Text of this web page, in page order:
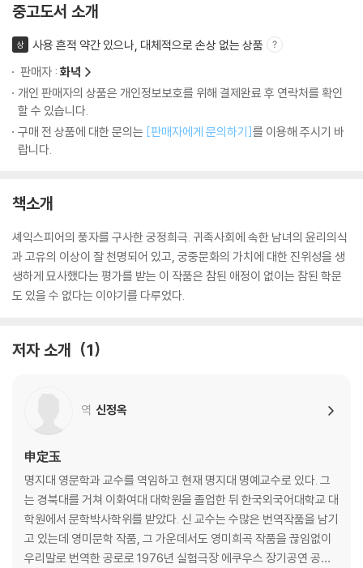
중고도서 소개
상
사용 흔적 약간 있으나, 대체적으로 손상 없는 상품
판매자 : 화녁
개인 판매자의 상품은 개인정보보호를 위해 결제완료 후 연락처를 확인
할 수 있습니다.
구매 전 상품에 대한 문의는 [판매자에게 문의하기]를 이용해 주시기 바
랍니다.
책소개
셰익스피어의 풍자를 구사한 궁정희극. 귀족사회에 속한 남녀의 윤리의식
과 고유의 이상이 잘 천명되어 있고, 궁중문화의 가치에 대한 진위성을 생
생하게 묘사했다는 평가를 받는 이 작품은 참된 애정이 없이는 참된 학문
도 있을 수 없다는 이야기를 다루었다.
저자 소개 1
역 신정옥
申定玉
명지대 영문학과 교수를 역임하고 현재 명지대 명예교수로 있다. 그
는 경북대를 거쳐 이화여대 대학원을 졸업한 뒤 한국외국어대학교 대
학원에서 문학박사학위를 받았다. 신 교수는 수많은 번역작품을 남기
고 있는데 영미문학 작품, 그 가운데서도 영미희곡 작품을 끊임없이
우리말로 번역한 공로로 1976년 실험극장 에쿠우스 장기공연 공로